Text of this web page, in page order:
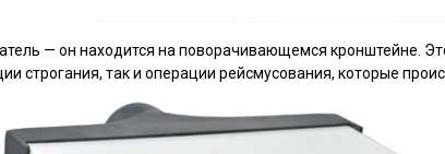
— он находится на поворачивающемся кронштейне.
строгания, так и операции рейсмусования, которые